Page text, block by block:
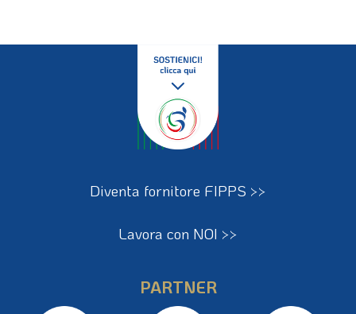
Diventa fornitore FIPPS >>
Lavora con NOI >>
PARTNER